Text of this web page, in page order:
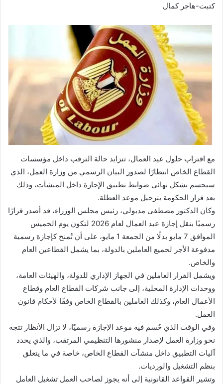
كتبت-هاجر كمال
مع اقتراب حلول عيد العمال، تتزايد حالة الترقب داخل مؤسسات
القطاع الخاص انتظارًا لصدور البيان الرسمي من وزارة العمل، الذي
سيحسم بشكل نهائي ضوابط تطبيق الإجازة داخل المنشآت، وذلك
بعد قرار الحكومة بترحيل موعد العطلة.
وكان الدكتور مصطفى مدبولي، رئيس مجلس الوزراء، قد أصدر قرارًا
رسميًا بنقل إجازة عيد العمال لعام 2026 لتكون يوم الخميس
الموافق 7 مايو بدلًا من الجمعة 1 مايو، على أن تُمنح كإجازة رسمية
مدفوعة الأجر لجميع العاملين بالدولة، بما يشمل القطاعين العام
والخاص.
ويشمل القرار العاملين في الجهاز الإداري للدولة، والهيئات العامة،
ووحدات الإدارة المحلية، إلى جانب شركات القطاع العام وقطاع
الأعمال العام، وكذلك العاملين بالقطاع الخاص وفقًا لأحكام قانون
العمل.
وفي الوقت الذي حُسم فيه موعد الإجازة رسميًا، لا تزال الأنظار تتجه
نحو وزارة العمل لإصدار منشورها التنظيمي المرتقب، والذي يحدد
آليات التطبيق داخل منشآت القطاع الخاص، خاصة في ما يتعلق
بنظم التشغيل والورديات.
وتشير القواعد القانونية إلى أنه يجوز لصاحب العمل تشغيل العامل